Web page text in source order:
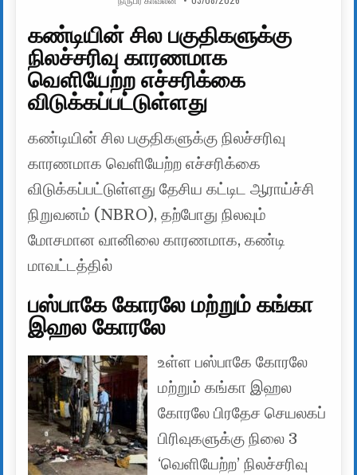
கண்டியின் சில பகுதிகளுக்கு
நிலச்சரிவு காரணமாக
வெளியேற்ற எச்சரிக்கை
விடுக்கப்பட்டுள்ளது
கண்டியின் சில பகுதிகளுக்கு நிலச்சரிவு
காரணமாக வெளியேற்ற எச்சரிக்கை
விடுக்கப்பட்டுள்ளது தேசிய கட்டிட ஆராய்ச்சி
நிறுவனம் (NBRO), தற்போது நிலவும்
மோசமான வானிலை காரணமாக, கண்டி
மாவட்டத்தில்
பஸ்பாகே கோரலே மற்றும் கங்கா
இஹல கோரலே
உள்ள பஸ்பாகே கோரலே
மற்றும் கங்கா இஹல
கோரலே பிரதேச செயலகப்
பிரிவுகளுக்கு நிலை 3
‘வெளியேற்ற’ நிலச்சரிவு